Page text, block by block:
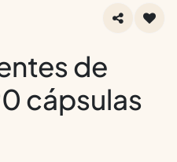
de
cápsulas